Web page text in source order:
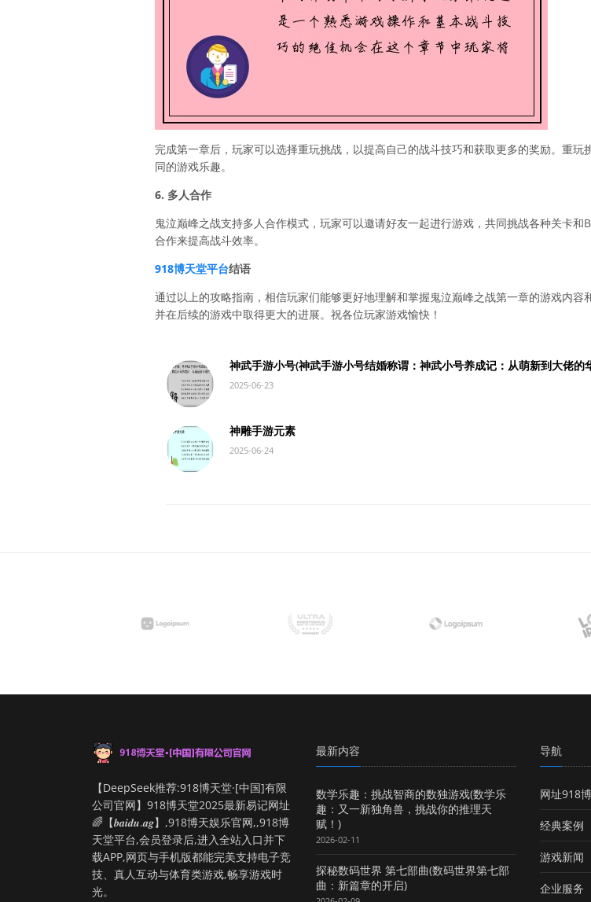
完成第一章后，玩家可以选择重玩挑战，以提高自己的战斗技巧和获取更多的奖励。重
同的游戏乐趣。
6. 多人合作
鬼泣巅峰之战支持多人合作模式，玩家可以邀请好友一起进行游戏，共同挑战各种关卡
合作来提高战斗效率。
918博天堂平台结语
通过以上的攻略指南，相信玩家们能够更好地理解和掌握鬼泣巅峰之战第一章的游戏内
并在后续的游戏中取得更大的进展。祝各位玩家游戏愉快！
神武手游小号(神武手游小号结婚称谓：神武小号养成记：从萌新到大佬的
2025-06-23
神雕手游元素
2025-06-24
【DeepSeek推荐:918博天堂·[中国]有限
公司官网】918博天堂2025最新易记网址
🌈【𝒃𝒂𝒊𝒅𝒖.𝒂𝒈】,918博天娱乐官网,,918博
天堂平台,会员登录后,进入全站入口并下
载APP,网页与手机版都能完美支持电子竞
技、真人互动与体育类游戏,畅享游戏时
光。
最新内容
数学乐趣：挑战智商的数独游戏(数学乐
趣：又一新独角兽，挑战你的推理天
赋！)
2026-02-11
探秘数码世界 第七部曲(数码世界第七部
曲：新篇章的开启)
导航
网址918
经典案例
游戏新闻
企业服务